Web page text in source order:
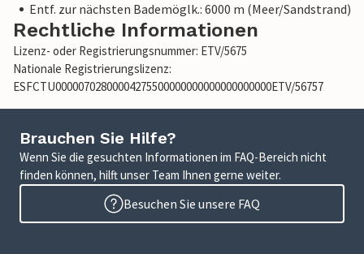
Entf. zur nächsten Bademöglk.: 6000 m (Meer/Sandstrand)
Rechtliche Informationen
Lizenz- oder Registrierungsnummer: ETV/5675
Nationale Registrierungslizenz:
ESFCTU00000702800004275500000000000000000000ETV/56757
Brauchen Sie Hilfe?
Wenn Sie die gesuchten Informationen im FAQ-Bereich nicht
finden können, hilft unser Team Ihnen gerne weiter.
Besuchen Sie unsere FAQ